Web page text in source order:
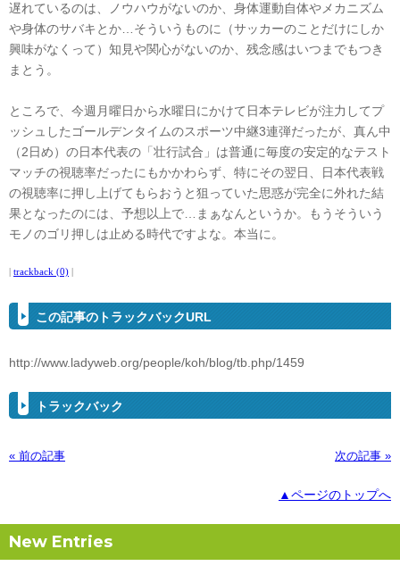
遅れているのは、ノウハウがないのか、身体運動自体やメカニズム
や身体のサバキとか…そういうものに（サッカーのことだけにしか
興味がなくって）知見や関心がないのか、残念感はいつまでもつき
まとう。
ところで、今週月曜日から水曜日にかけて日本テレビが注力してプ
ッシュしたゴールデンタイムのスポーツ中継3連弾だったが、真ん中
（2日め）の日本代表の「壮行試合」は普通に毎度の安定的なテスト
マッチの視聴率だったにもかかわらず、特にその翌日、日本代表戦
の視聴率に押し上げてもらおうと狙っていた思惑が完全に外れた結
果となったのには、予想以上で…まぁなんというか。もうそういう
モノのゴリ押しは止める時代ですよな。本当に。
| trackback (0) |
この記事のトラックバックURL
http://www.ladyweb.org/people/koh/blog/tb.php/1459
トラックバック
« 前の記事 次の記事 »
▲ページのトップへ
New Entries